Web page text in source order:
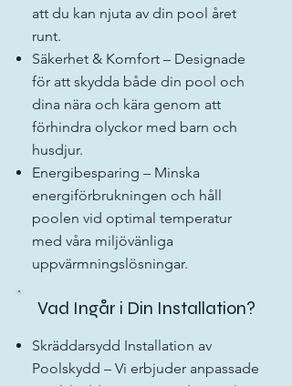
att du kan njuta av din pool året
runt.
Säkerhet & Komfort – Designade
för att skydda både din pool och
dina nära och kära genom att
förhindra olyckor med barn och
husdjur.
Energibesparing – Minska
energiförbrukningen och håll
poolen vid optimal temperatur
med våra miljövänliga
uppvärmningslösningar.
Vad Ingår i Din Installation?
Skräddarsydd Installation av
Poolskydd – Vi erbjuder anpassade